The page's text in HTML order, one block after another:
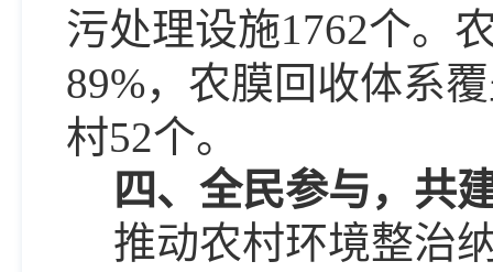
污处理设施1762个。
89%，农膜回收体系
村52个。
四、全民参与，共
推动农村环境整治